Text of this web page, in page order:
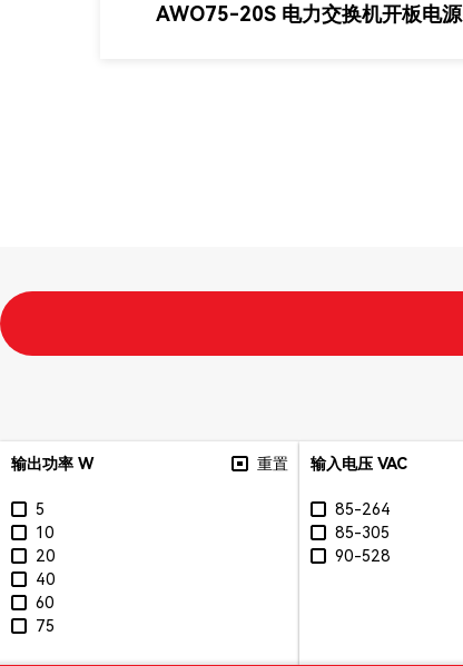
AWO75-20S 电力交换机开板电源
输出功率 W 重置
5
10
20
40
60
75
输入电压 VAC
85-264
85-305
90-528